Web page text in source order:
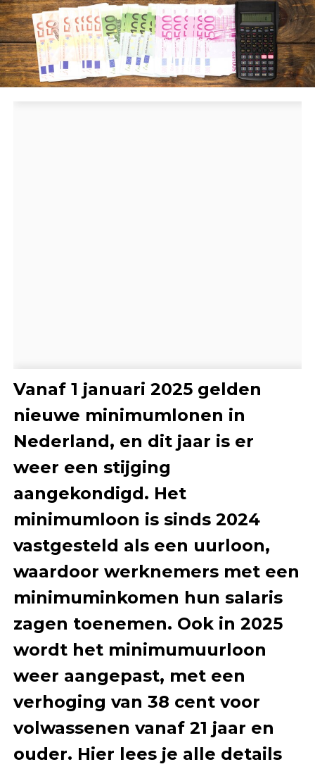
Vanaf 1 januari 2025 gelden
nieuwe minimumlonen in
Nederland, en dit jaar is er
weer een stijging
aangekondigd. Het
minimumloon is sinds 2024
vastgesteld als een uurloon,
waardoor werknemers met een
minimuminkomen hun salaris
zagen toenemen. Ook in 2025
wordt het minimumuurloon
weer aangepast, met een
verhoging van 38 cent voor
volwassenen vanaf 21 jaar en
ouder. Hier lees je alle details